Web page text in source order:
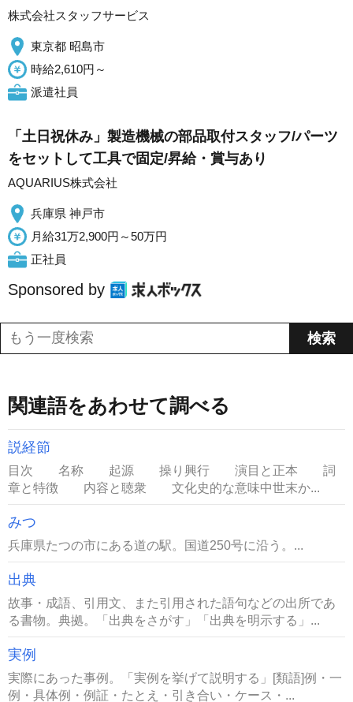
株式会社スタッフサービス
東京都 昭島市
時給2,610円～
派遣社員
「土日祝休み」製造機械の部品取付スタッフ/パーツ
をセットして工具で固定/昇給・賞与あり
AQUARIUS株式会社
兵庫県 神戸市
月給31万2,900円～50万円
正社員
Sponsored by
関連語をあわせて調べる
説経節
目次 名称 起源 操り興行 演目と正本 詞
章と特徴 内容と聴衆 文化史的な意味中世末か...
みつ
兵庫県たつの市にある道の駅。国道250号に沿う。...
出典
故事・成語、引用文、また引用された語句などの出所であ
る書物。典拠。「出典をさがす」「出典を明示する」...
実例
実際にあった事例。「実例を挙げて説明する」[類語]例・一
例・具体例・例証・たとえ・引き合い・ケース・...